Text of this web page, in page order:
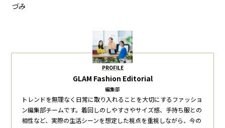
づみ
PROFILE
GLAM Fashion Editorial
編集部
トレンドを無理なく日常に取り入れることを大切にするファッショ
ン編集部チームです。着回しのしやすさやサイズ感、手持ち服との
相性など、実際の生活シーンを想定した視点を重視しながら、今の